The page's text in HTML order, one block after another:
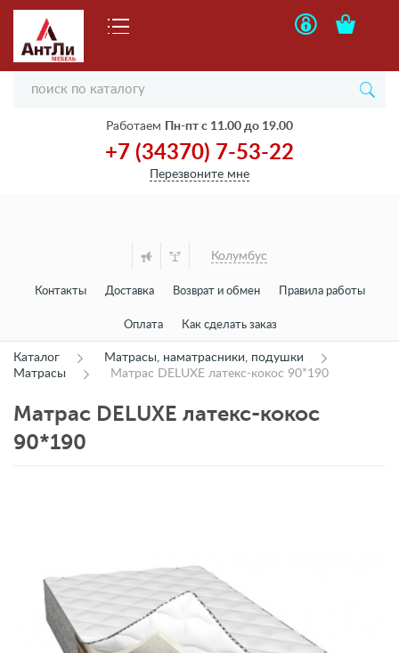
Работаем Пн-пт с 11.00 до 19.00
+7 (34370) 7-53-22
Перезвоните мне
Колумбус
Контакты Доставка Возврат и обмен Правила работы
Оплата Как сделать заказ
Каталог
Матрасы, наматрасники, подушки
Матрасы
Матрас DELUXE латекс-кокос 90*190
Матрас DELUXE латекс-кокос
90*190